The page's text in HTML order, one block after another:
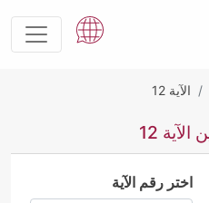
الآية 12
12
اختر رقم الآية